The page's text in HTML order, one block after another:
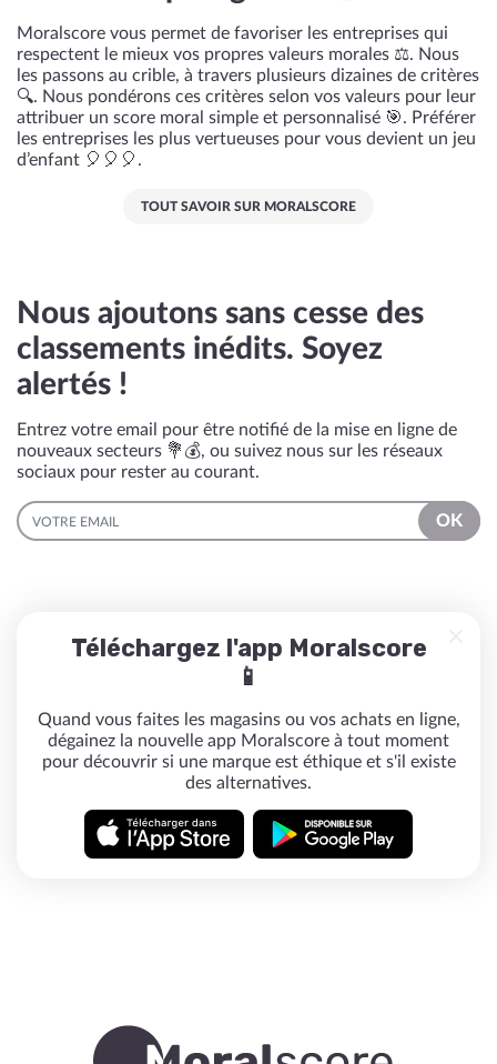
Moralscore vous permet de favoriser les entreprises qui
respectent le mieux vos propres valeurs morales ⚖️. Nous
les passons au crible, à travers plusieurs dizaines de critères
🔍. Nous pondérons ces critères selon vos valeurs pour leur
attribuer un score moral simple et personnalisé 🎯. Préférer
les entreprises les plus vertueuses pour vous devient un jeu
d’enfant 🎈🎈🎈.
TOUT SAVOIR SUR MORALSCORE
Nous ajoutons sans cesse des
classements inédits. Soyez
alertés !
Entrez votre email pour être notifié de la mise en ligne de
nouveaux secteurs 💐💰, ou suivez nous sur les réseaux
sociaux pour rester au courant.
EMAIL
OK
Téléchargez l'app Moralscore
📱
Quand vous faites les magasins ou vos achats en ligne,
dégainez la nouvelle app Moralscore à tout moment
pour découvrir si une marque est éthique et s'il existe
des alternatives.